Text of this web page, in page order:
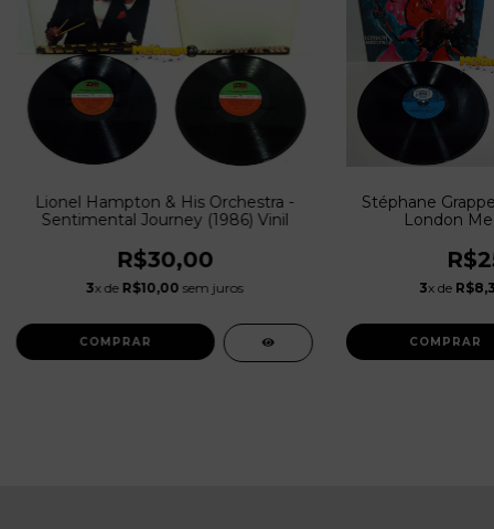
Lionel Hampton & His Orchestra -
Sentimental Journey (1986) Vinil
R$30,00
3x de R$10,00 sem juros
Stéphane
London
3x de